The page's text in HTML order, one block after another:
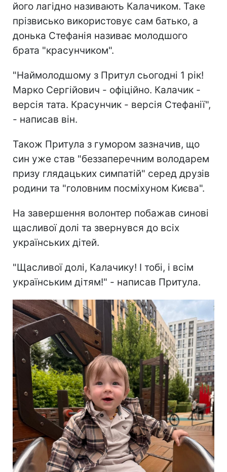
його лагідно називають Калачиком. Таке
прізвисько використовує сам батько, а
донька Стефанія називає молодшого
брата "красунчиком".
"Наймолодшому з Притул сьогодні 1 рік!
Марко Сергійович - офіційно. Калачик -
версія тата. Красунчик - версія Стефанії",
- написав він.
Також Притула з гумором зазначив, що
син уже став "беззаперечним володарем
призу глядацьких симпатій" серед друзів
родини та "головним посміхуном Києва".
На завершення волонтер побажав синові
щасливої долі та звернувся до всіх
українських дітей.
"Щасливої долі, Калачику! І тобі, і всім
українським дітям!" - написав Притула.